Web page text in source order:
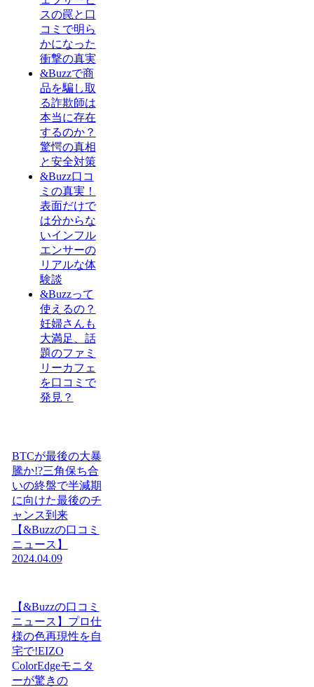
スの罠と口
コミで明ら
かになった
衝撃の真実
&Buzzで商
品を騙し取
る詐欺師は
本当に存在
するのか？
驚愕の真相
と安全対策
&Buzz口コ
ミの真実！
表面だけで
は分からな
いインフル
エンサーの
リアルな体
験談
&Buzzって
使えるの？
妊婦さんも
大満足、話
題のファミ
リーカフェ
を口コミで
発見？
BTCが最後の大暴
騰か!?三角保ち合
いの終盤で半減期
に向けた最後のチ
ャンス到来
【&Buzzの口コミ
ニュース】
2024.04.09
【&Buzzの口コミ
ニュース】プロ仕
様の色再現性を自
宅で!EIZO
ColorEdgeモニタ
ーが驚きの